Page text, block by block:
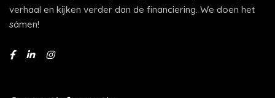
verhaal en kijken verder dan de financiering. We doen het
sámen!